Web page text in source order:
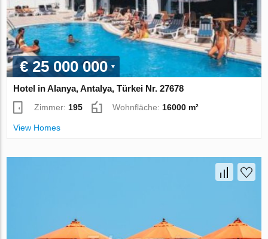
€ 25 000 000
Hotel in Alanya, Antalya, Türkei Nr. 27678
Zimmer: 195 Wohnfläche: 16000 m²
View Homes